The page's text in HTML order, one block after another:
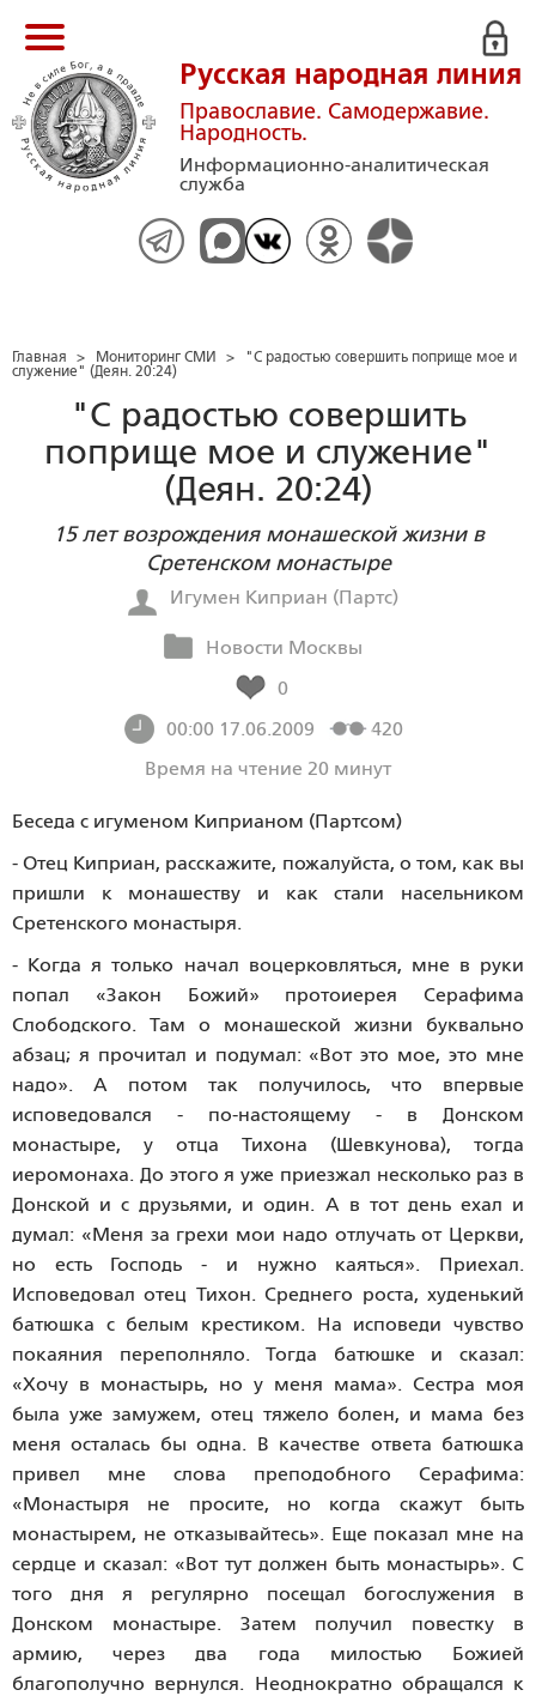
Русская народная линия
Православие. Самодержавие.
Народность.
Информационно-аналитическая
служба
Главная > Мониторинг СМИ >
"С радостью совершить поприще мое и
служение" (Деян. 20:24)
"С радостью совершить
поприще мое и служение"
(Деян. 20:24)
15 лет возрождения монашеской жизни в
Сретенском монастыре
Игумен Киприан (Партс)
Новости Москвы
0
00:00 17.06.2009
420
Время на чтение 20 минут
Беседа с игуменом Киприаном (Партсом)
- Отец Киприан, расскажите, пожалуйста, о том, как вы
пришли к монашеству и как стали насельником
Сретенского монастыря.
- Когда я только начал воцерковляться, мне в руки
попал «Закон Божий» протоиерея Серафима
Слободского. Там о монашеской жизни буквально
абзац; я прочитал и подумал: «Вот это мое, это мне
надо». А потом так получилось, что впервые
исповедовался - по-настоящему - в Донском
монастыре, у отца Тихона (Шевкунова), тогда
иеромонаха. До этого я уже приезжал несколько раз в
Донской и с друзьями, и один. А в тот день ехал и
думал: «Меня за грехи мои надо отлучать от Церкви,
но есть Господь - и нужно каяться». Приехал.
Исповедовал отец Тихон. Среднего роста, худенький
батюшка с белым крестиком. На исповеди чувство
покаяния переполняло. Тогда батюшке и сказал:
«Хочу в монастырь, но у меня мама». Сестра моя
была уже замужем, отец тяжело болен, и мама без
меня осталась бы одна. В качестве ответа батюшка
привел мне слова преподобного Серафима:
«Монастыря не просите, но когда скажут быть
монастырем, не отказывайтесь». Еще показал мне на
сердце и сказал: «Вот тут должен быть монастырь». С
того дня я регулярно посещал богослужения в
Донском монастыре. Затем получил повестку в
армию, через два года милостью Божией
благополучно вернулся. Неоднократно обращался к